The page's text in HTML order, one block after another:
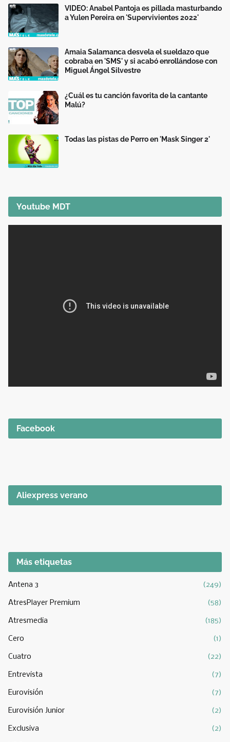
VIDEO: Anabel Pantoja es pillada masturbando
a Yulen Pereira en 'Supervivientes 2022'
Amaia Salamanca desvela el sueldazo que
cobraba en 'SMS' y si acabó enrollándose con
Miguel Ángel Silvestre
¿Cuál es tu canción favorita de la cantante
Malú?
Todas las pistas de Perro en 'Mask Singer 2'
Youtube MDT
Facebook
Aliexpress verano
Más etiquetas
Antena 3 (249)
AtresPlayer Premium (58)
Atresmedia (185)
Cero (1)
Cuatro (22)
Entrevista (7)
Eurovisión (7)
Eurovisión Junior (2)
Exclusiva (2)